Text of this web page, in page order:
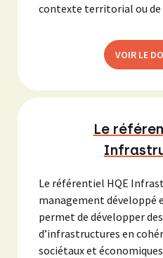
contexte territorial ou
VOIR LE
Le
Le référentiel HQE
management développé
permet de développer
d’infrastructures en
sociétaux et